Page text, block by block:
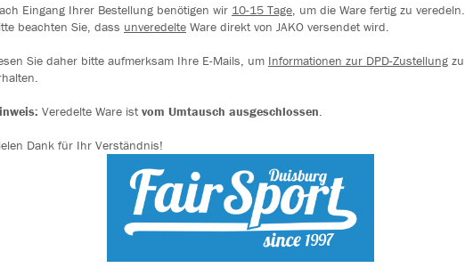
JAKO
anthrazit
Eingang Ihrer Bestellung benötigen wir 10-15 Tage, um die Ware fertig zu veredeln.
beachten Sie, dass unveredelte Ware direkt von JAKO versendet wird.
Sie daher bitte aufmerksam Ihre E-Mails, um Informationen zur DPD-Zustellung zu
Veredelte Ware istvom Umtausch ausgeschlossen.
Dank für Ihr Verständnis!
Wir verwenden Cookies
Durch die Analyse der Besucherdaten können wir dir personalisierte Inhalte
Cookies findest Du in den Einstellungen.
mehr Infos
Datenschutz Impressum